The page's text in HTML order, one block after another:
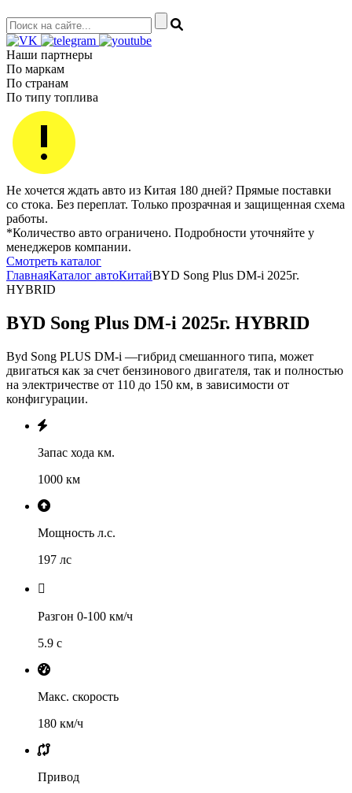
Наши партнеры
По маркам
По странам
По типу топлива
Не хочется ждать авто из Китая 180 дней? Прямые поставки
со стока. Без переплат. Только прозрачная и защищенная схема
работы.
*Количество авто ограничено. Подробности уточняйте у
менеджеров компании.
Смотреть каталог
ГлавнаяКаталог автоКитайBYD Song Plus DM-i 2025г.
HYBRID
BYD Song Plus DM-i 2025г. HYBRID
Byd Song PLUS DM-i —гибрид смешанного типа, может
двигаться как за счет бензинового двигателя, так и полностью
на электричестве от 110 до 150 км, в зависимости от
конфигурации.
Запас хода км.
1000 км
Мощность л.с.
197 лс
Разгон 0-100 км/ч
5.9 с
Макс. скорость
180 км/ч
Привод